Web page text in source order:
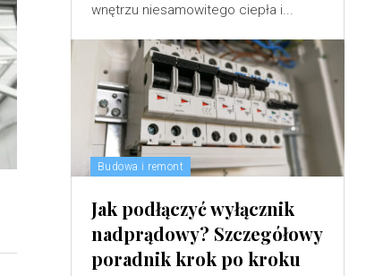
wnętrzu niesamowitego ciepła i...
Budowa i remont
Jak podłączyć wyłącznik
nadprądowy? Szczegółowy
poradnik krok po kroku